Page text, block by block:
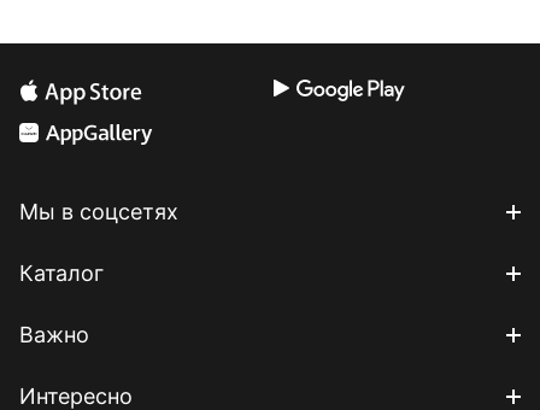
Мы в соцсетях
Каталог
Важно
Интересно